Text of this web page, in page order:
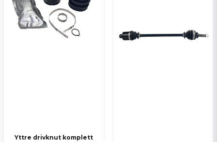
Yttre drivknut komplett